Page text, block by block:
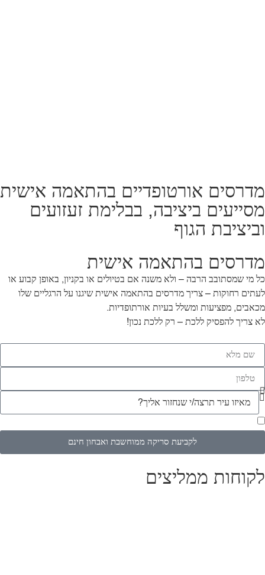
מדרסים אורטופדיים בהתאמה אישית
מסייעים ביציבה, בבלימת זעזועים
וביציבת הגוף
מדרסים בהתאמה אישית
כל מי שמסתובב הרבה – ולא משנה אם בטיולים או בקניון, באופן קבוע או
לעתים רחוקות – צריך מדרסים בהתאמה אישית שיגנו על הרגליים שלו
מכאבים, מפציעות ומשלל בעיות אורתופדיות.
לא צריך להפסיק ללכת – רק ללכת נכון!
לקביעת סריקה ממוחשבת ואבחון חינם
לקוחות ממליצים